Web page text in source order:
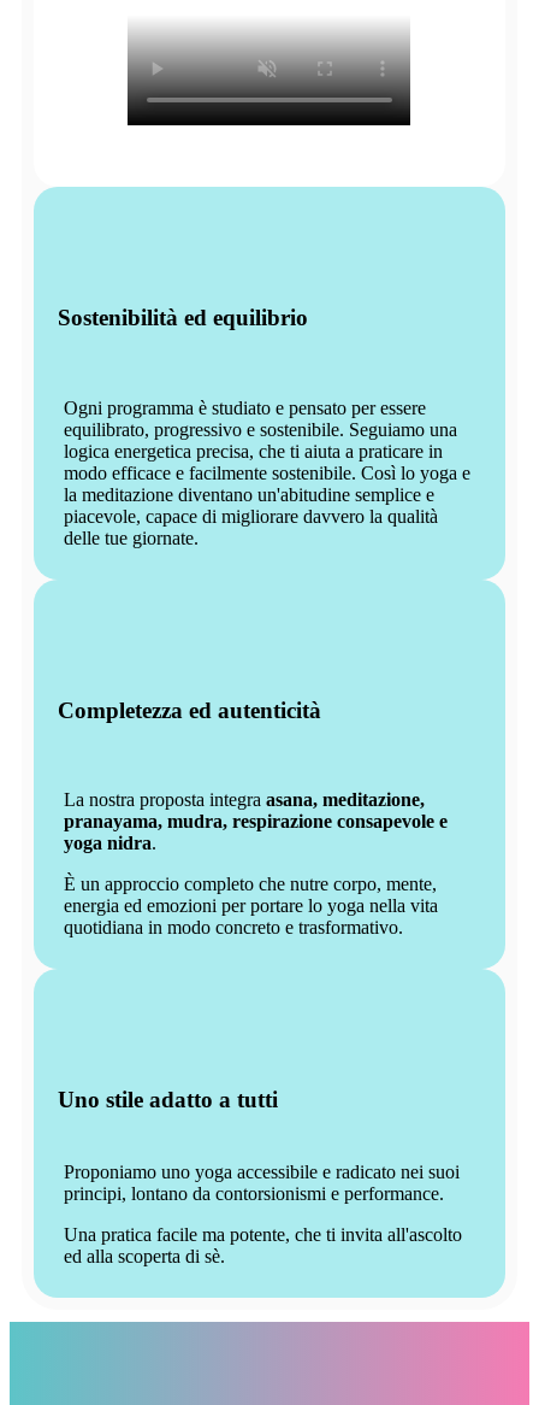
Sostenibilità ed equilibrio
Ogni programma è studiato e pensato per essere
equilibrato, progressivo e sostenibile. Seguiamo una
logica energetica precisa, che ti aiuta a praticare in
modo efficace e facilmente sostenibile. Così lo yoga e
la meditazione diventano un'abitudine semplice e
piacevole, capace di migliorare davvero la qualità
delle tue giornate.
Completezza ed autenticità
La nostra proposta integra asana, meditazione,
pranayama, mudra, respirazione consapevole e
yoga nidra.
È un approccio completo che nutre corpo, mente,
energia ed emozioni per portare lo yoga nella vita
quotidiana in modo concreto e trasformativo.
Uno stile adatto a tutti
Proponiamo uno yoga accessibile e radicato nei suoi
principi, lontano da contorsionismi e performance.
Una pratica facile ma potente, che ti invita all'ascolto
ed alla scoperta di sè.